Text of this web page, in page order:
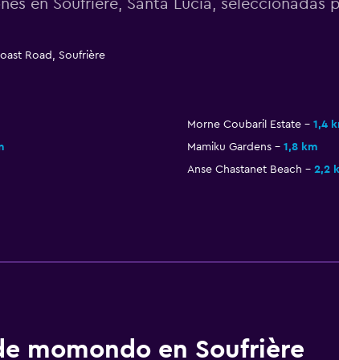
en Soufrière, Santa Lucía, seleccionadas
Road, Soufrière
Morne Coubaril Estate
1,4
Mamiku Gardens
1,8 km
Anse Chastanet Beach
2,2
momondo en Soufrière